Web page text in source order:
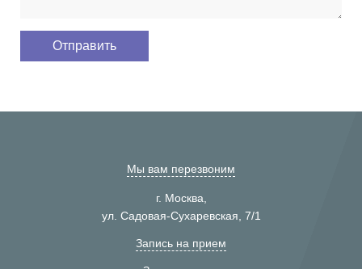
Мы вам перезвоним
г. Москва,
ул. Садовая-Сухаревская, 7/1
Запись на прием